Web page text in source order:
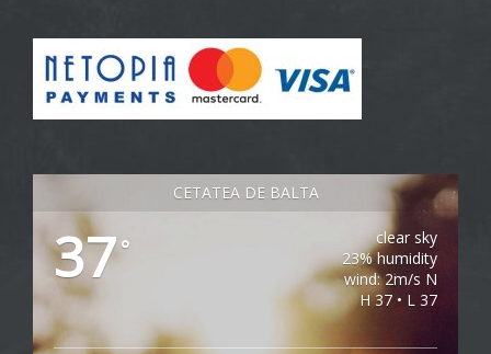
CETATEA DE BALTA
37°
clear sky
23% humidity
wind: 2m/s N
H 37 • L 37